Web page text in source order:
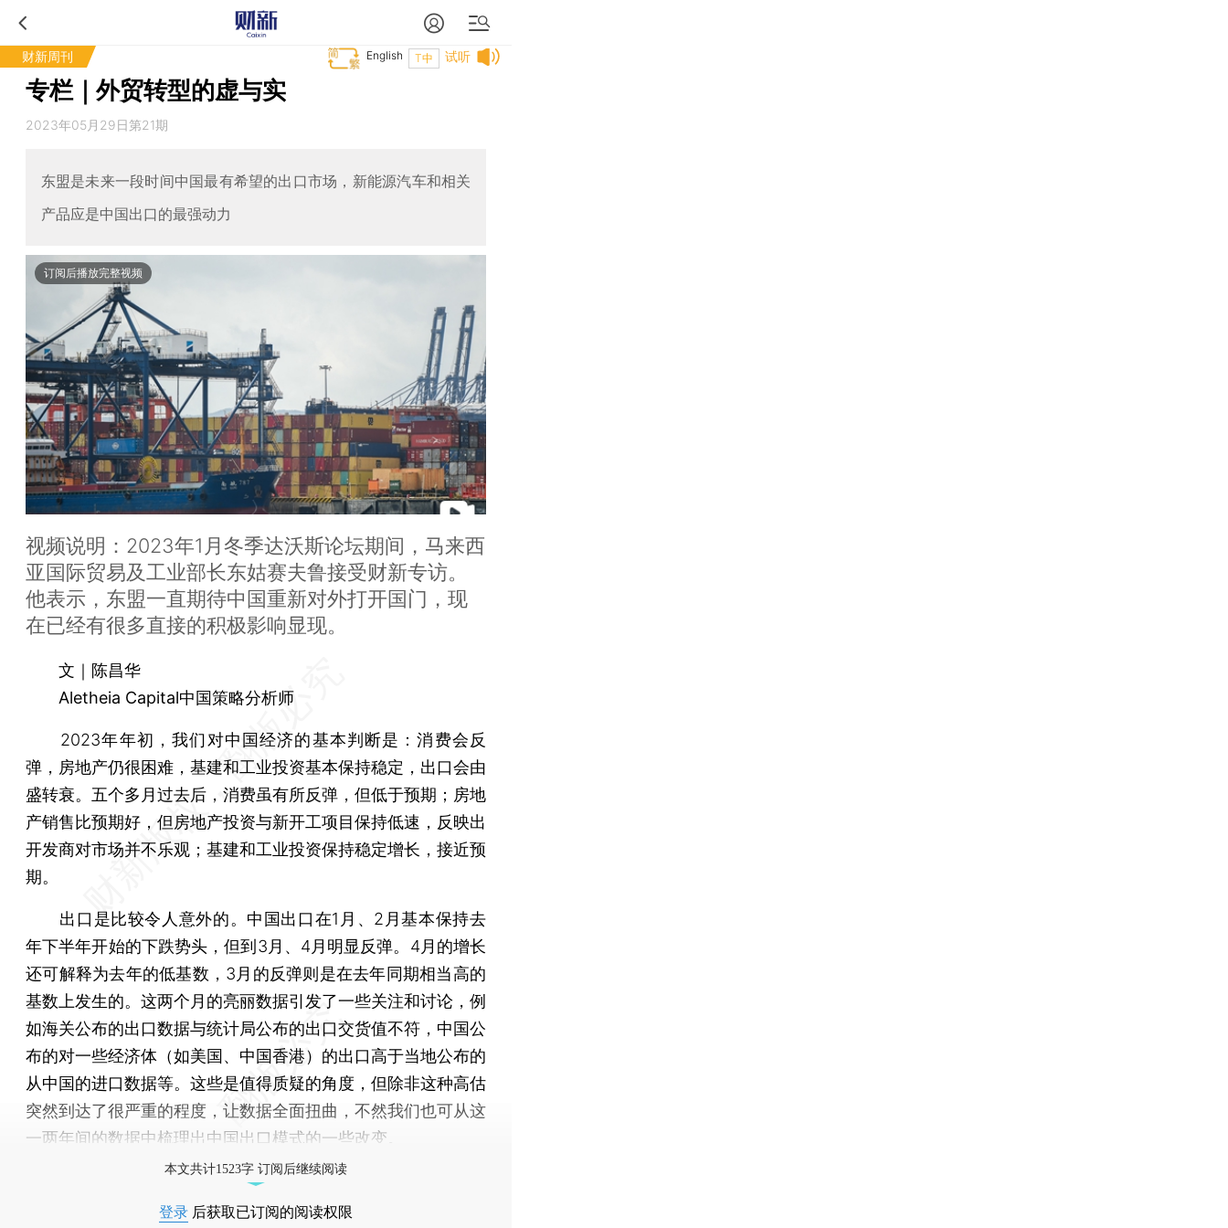
财新周刊 试听
T中
English
专栏｜外贸转型的虚与实
2023年05月29日第21期
东盟是未来一段时间中国最有希望的出口市场，新能源汽车和相关
产品应是中国出口的最强动力
订阅后播放完整视频
视频说明：2023年1月冬季达沃斯论坛期间，马来西
亚国际贸易及工业部长东姑赛夫鲁接受财新专访。
他表示，东盟一直期待中国重新对外打开国门，现
在已经有很多直接的积极影响显现。
文｜陈昌华
Aletheia Capital中国策略分析师
2023年年初，我们对中国经济的基本判断是：消费会反
弹，房地产仍很困难，基建和工业投资基本保持稳定，出口会由
盛转衰。五个多月过去后，消费虽有所反弹，但低于预期；房地
产销售比预期好，但房地产投资与新开工项目保持低速，反映出
开发商对市场并不乐观；基建和工业投资保持稳定增长，接近预
期。
出口是比较令人意外的。中国出口在1月、2月基本保持去
年下半年开始的下跌势头，但到3月、4月明显反弹。4月的增长
还可解释为去年的低基数，3月的反弹则是在去年同期相当高的
基数上发生的。这两个月的亮丽数据引发了一些关注和讨论，例
如海关公布的出口数据与统计局公布的出口交货值不符，中国公
布的对一些经济体（如美国、中国香港）的出口高于当地公布的
从中国的进口数据等。这些是值得质疑的角度，但除非这种高估
突然到达了很严重的程度，让数据全面扭曲，不然我们也可从这
一两年间的数据中梳理出中国出口模式的一些改变。
本文共计1523字 订阅后继续阅读
登录 后获取已订阅的阅读权限